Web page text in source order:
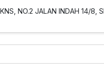
NO.2 JALAN INDAH 14/8,